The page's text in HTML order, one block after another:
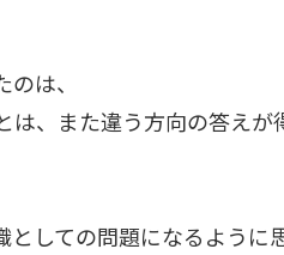
は、
、また違う方向の答えが
しての問題になるように